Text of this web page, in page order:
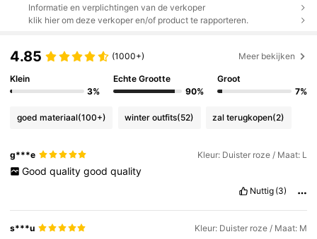
Informatie en verplichtingen van de verkoper
klik hier om deze verkoper en/of product te rapporteren.
4.85 (1000+) Meer bekijken
Klein
3%
Echte Grootte
90%
Groot
7%
goed materiaal(100+) winter outfits(52) zal terugkopen(2)
g***e Kleur: Duister roze / Maat: L
Good quality good quality
Nuttig (3)
s***u Kleur: Duister roze / Maat: M